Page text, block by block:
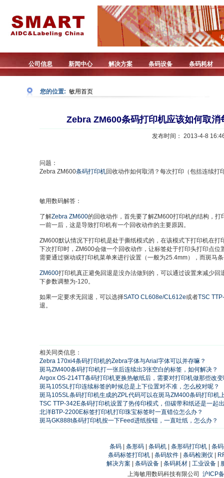
公司信息 新闻中心 解决方案 条码设备 条码耗材
您的位置: 敏用首页
Zebra ZM600条码打印机应该如何取消
发布时间： 2013-4-8
问题：
Zebra ZM600条码打印机回收动作如何取消？每次打印（包括连续打
敏用数码解答：
了解Zebra ZM600的回收动作，首先要了解ZM600打印机的结构，
一前一后，这是导致打印机有一个回收动作的主要原因。
ZM600默认情况下打印机是处于撕纸模式的，在该模式下打印机在
下次打印时，ZM600会做一个回收动作，让标签处于打印头打印点
需要通过驱动或打印机菜单来进行设置（一般为25.4mm），而斑马
ZM600打印机真正避免回退是没办法做到的，可以通过设置来减少
下参数调整为-120。
如果一定要求无回退，可以选择SATO CL608e/CL612e或者TSC
退。
相关同类信息：
Zebra 170xi4条码打印机的Zebra字体与Arial字体可以并存嘛？
斑马ZM400条码打印机打一张后连续出3张空白的标签，如何解决？
Argox OS-214TT条码打印机更换热敏纸后，需要对打印机做那些改变
斑马105SL打印连续标签的时候总是上下位置对不准，怎么校对呢？
斑马105SL条码打印机生成的ZPL代码可以在斑马ZM400条码打印机
TSC TTP-342E条码打印机设置了热传印模式，但碳带和纸还是一起
北洋BTP-2200E标签打印机打印珠宝标签时一直错位怎么办？
斑马GK888t条码打印机按一下Feed进纸按钮，一直吐纸，怎么办？
条码 条形码 条码机 条形码打印机
条
条码标签打印机| 条码软件| 条码检测仪
解决方案
条码设备 条码耗材 工业设备
上海敏用数码科技有限公司 沪ICP